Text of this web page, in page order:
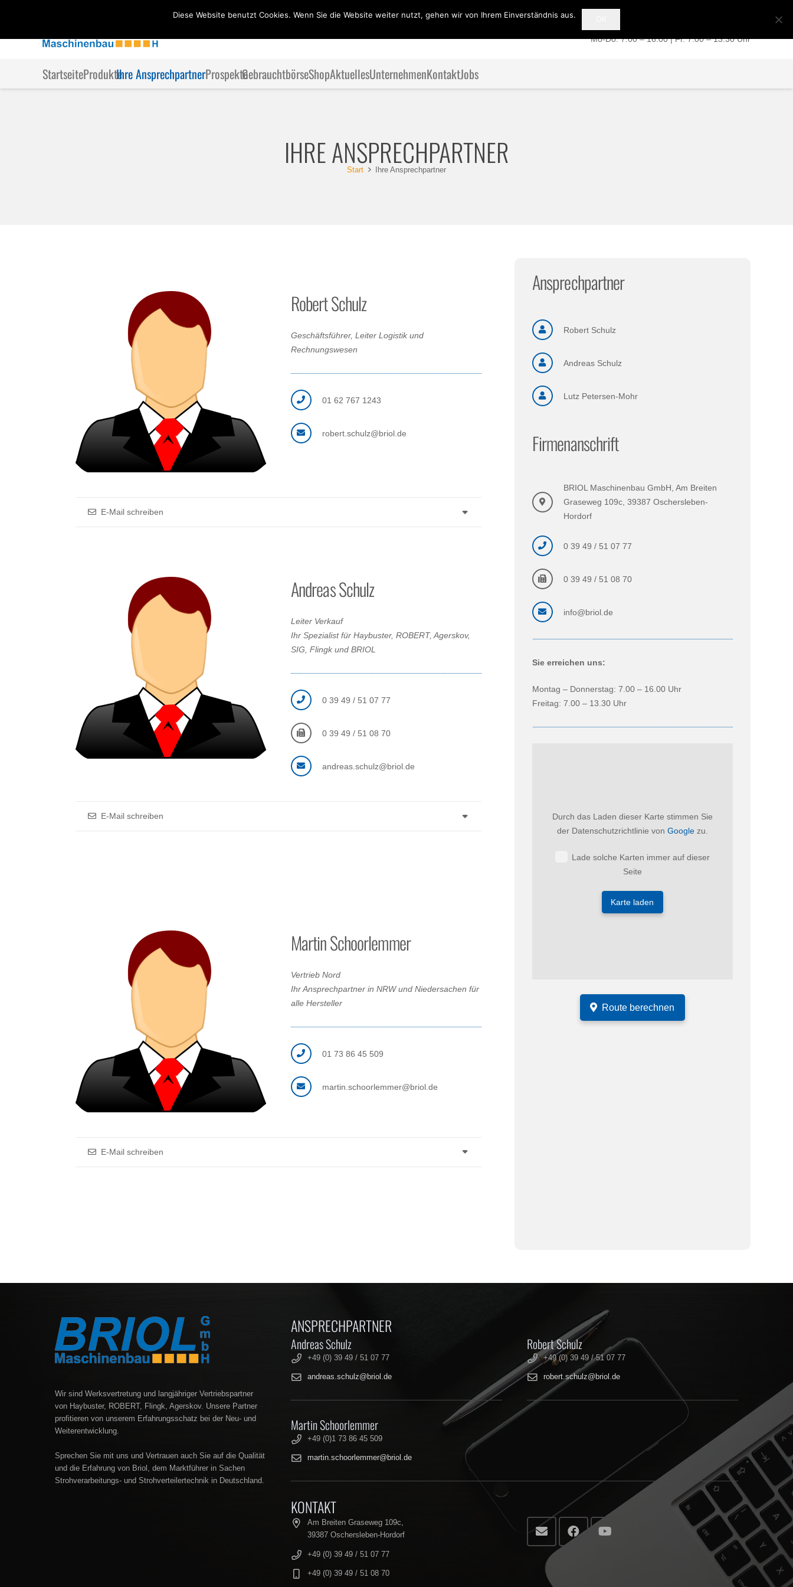
Mo-Do: 7:00 – 16:00 | Fr. 7:00 – 13:30 Uhr
StartseiteProdukteIhre AnsprechpartnerProspekteGebrauchtbörseShopAktuellesUnternehmenKontaktJobs
IHRE ANSPRECHPARTNER
Start Ihre Ansprechpartner
Robert Schulz
Geschäftsführer, Leiter Logistik und
Rechnungswesen
01 62 767 1243
robert.schulz@briol.de
E-Mail schreiben
Andreas Schulz
Leiter Verkauf
Ihr Spezialist für Haybuster, ROBERT, Agerskov,
SIG, Flingk und BRIOL
0 39 49 / 51 07 77
0 39 49 / 51 08 70
andreas.schulz@briol.de
E-Mail schreiben
Martin Schoorlemmer
Vertrieb Nord
Ihr Ansprechpartner in NRW und Niedersachen für
alle Hersteller
01 73 86 45 509
martin.schoorlemmer@briol.de
E-Mail schreiben
Ansprechpartner
Robert Schulz
Andreas Schulz
Lutz Petersen-Mohr
Firmenanschrift
BRIOL Maschinenbau GmbH, Am Breiten
Graseweg 109c, 39387 Oschersleben-
Hordorf
0 39 49 / 51 07 77
0 39 49 / 51 08 70
info@briol.de
Sie erreichen uns:
Montag – Donnerstag: 7.00 – 16.00 Uhr
Freitag: 7.00 – 13.30 Uhr
Durch das Laden dieser Karte stimmen Sie
der Datenschutzrichtlinie von Googlezu.
Lade solche Karten immer auf dieser
Seite
Karte laden
Route berechnen
Wir sind Werksvertretung und langjähriger Vertriebspartner
von Haybuster, ROBERT, Flingk, Agerskov. Unsere Partner
profitieren von unserem Erfahrungsschatz bei der Neu- und
Weiterentwicklung.
Sprechen Sie mit uns und Vertrauen auch Sie auf die Qualität
und die Erfahrung von Briol, dem Marktführer in Sachen
Strohverarbeitungs- und Strohverteilertechnik in Deutschland.
ANSPRECHPARTNER
Andreas Schulz
+49 (0) 39 49 / 51 07 77
andreas.schulz@briol.de
Martin Schoorlemmer
+49 (0)1 73 86 45 509
martin.schoorlemmer@briol.de
Robert Schulz
+49 (0) 39 49 / 51 07 77
robert.schulz@briol.de
KONTAKT
Am Breiten Graseweg 109c,
39387 Oschersleben-Hordorf
+49 (0) 39 49 / 51 07 77
+49 (0) 39 49 / 51 08 70
Diese Website benutzt Cookies. Wenn Sie die Website weiter nutzt, gehen wir von Ihrem Einverständnis aus.